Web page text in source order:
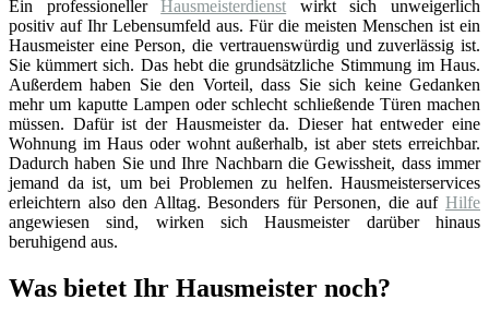
Ein professionellerHausmeisterdienst wirkt sich unweigerlich
positiv auf Ihr Lebensumfeld aus. Für die meisten Menschen ist ein
Hausmeister eine Person, die vertrauenswürdig und zuverlässig ist.
Sie kümmert sich. Das hebt die grundsätzliche Stimmung im Haus.
Außerdem haben Sie den Vorteil, dass Sie sich keine Gedanken
mehr um kaputte Lampen oder schlecht schließende Türen machen
müssen. Dafür ist der Hausmeister da. Dieser hat entweder eine
Wohnung im Haus oder wohnt außerhalb, ist aber stets erreichbar.
Dadurch haben Sie und Ihre Nachbarn die Gewissheit, dass immer
jemand da ist, um bei Problemen zu helfen. Hausmeisterservices
erleichtern also den Alltag. Besonders für Personen, die auf Hilfe
angewiesen sind, wirken sich Hausmeister darüber hinaus
beruhigend aus.
Was bietet Ihr Hausmeister noch?